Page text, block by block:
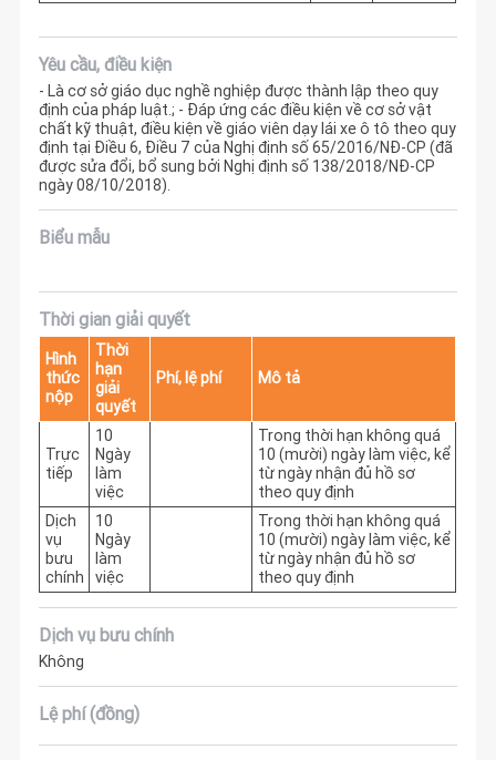
Yêu cầu, điều kiện
- Là cơ sở giáo dục nghề nghiệp được thành lập theo quy
định của pháp luật.; - Đáp ứng các điều kiện về cơ sở vật
chất kỹ thuật, điều kiện về giáo viên dạy lái xe ô tô theo quy
định tại Điều 6, Điều 7 của Nghị định số 65/2016/NĐ-CP (đã
được sửa đổi, bổ sung bởi Nghị định số 138/2018/NĐ-CP
ngày 08/10/2018).
Biểu mẫu
Thời gian giải quyết
Hình
thức
nộp
Thời
hạn
giải
quyết
Phí, lệ phí Mô tả
Trực
tiếp
10
Ngày
làm
việc
Trong thời hạn không quá
10 (mười) ngày làm việc, kể
từ ngày nhận đủ hồ sơ
theo quy định
Dịch
vụ
bưu
chính
10
Ngày
làm
việc
Trong thời hạn không quá
10 (mười) ngày làm việc, kể
từ ngày nhận đủ hồ sơ
theo quy định
Dịch vụ bưu chính
Không
Lệ phí (đồng)